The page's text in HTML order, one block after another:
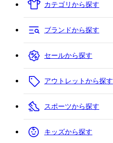
カテゴリから探す
ブランドから探す
セールから探す
アウトレットから探す
スポーツから探す
キッズから探す